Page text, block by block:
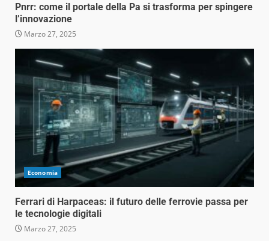
Pnrr: come il portale della Pa si trasforma per spingere
l’innovazione
Marzo 27, 2025
Economia
Ferrari di Harpaceas: il futuro delle ferrovie passa per
le tecnologie digitali
Marzo 27, 2025